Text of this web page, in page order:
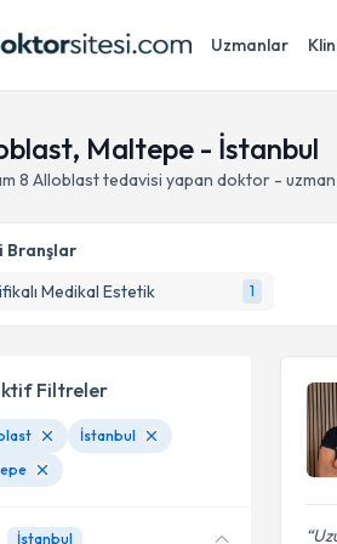
Uzmanlar
Maltepe - İstanbul
8 Alloblasttedavisi yapan doktor - uzman
Branşlar
Medikal Estetik
1
Filtreler
İstanbul
İstanbul